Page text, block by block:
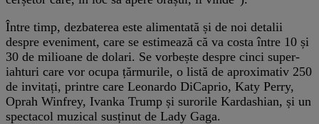
Între timp, dezbaterea este alimentată și de noi detalii
despre eveniment, care se estimează că va costa între 10 și
30 de milioane de dolari. Se vorbește despre cinci super-
iahturi care vor ocupa țărmurile, o listă de aproximativ 250
de invitați, printre care Leonardo DiCaprio, Katy Perry,
Oprah Winfrey, Ivanka Trump și surorile Kardashian, și un
spectacol muzical susținut de Lady Gaga.